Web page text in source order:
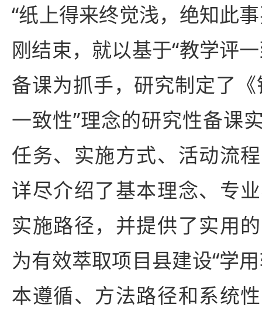
“纸上得来终觉浅，绝知此
刚结束，就以基于“教学评
备课为抓手，研究制定了
一致性”理念的研究性备课
任务、实施方式、活动流
详尽介绍了基本理念、专
实施路径，并提供了实用
为有效萃取项目县建设“学
本遵循、方法路径和系统